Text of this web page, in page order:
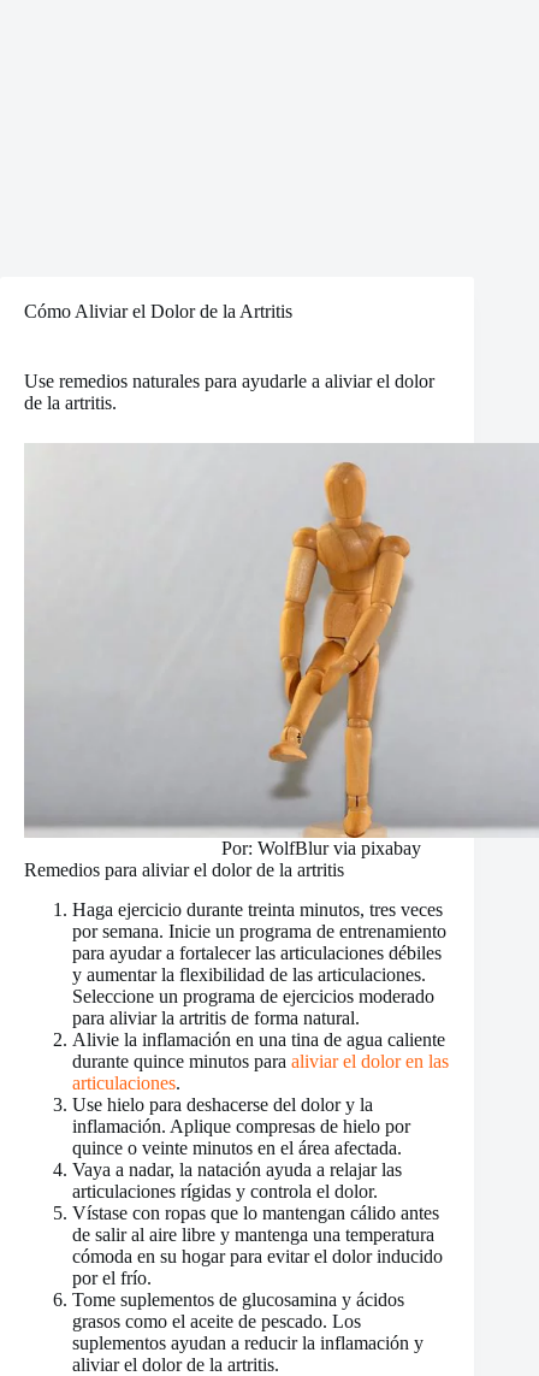
Cómo Aliviar el Dolor de la Artritis
Use remedios naturales para ayudarle a aliviar el dolor
de la artritis.
Por: WolfBlur via pixabay
Remedios para aliviar el dolor de la artritis
Haga ejercicio durante treinta minutos, tres veces
por semana. Inicie un programa de entrenamiento
para ayudar a fortalecer las articulaciones débiles
y aumentar la flexibilidad de las articulaciones.
Seleccione un programa de ejercicios moderado
para aliviar la artritis de forma natural.
Alivie la inflamación en una tina de agua caliente
durante quince minutos para aliviar el dolor en las
articulaciones.
Use hielo para deshacerse del dolor y la
inflamación. Aplique compresas de hielo por
quince o veinte minutos en el área afectada.
Vaya a nadar, la natación ayuda a relajar las
articulaciones rígidas y controla el dolor.
Vístase con ropas que lo mantengan cálido antes
de salir al aire libre y mantenga una temperatura
cómoda en su hogar para evitar el dolor inducido
por el frío.
Tome suplementos de glucosamina y ácidos
grasos como el aceite de pescado. Los
suplementos ayudan a reducir la inflamación y
aliviar el dolor de la artritis.